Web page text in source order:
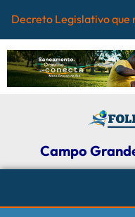
Campo Grand
Campo